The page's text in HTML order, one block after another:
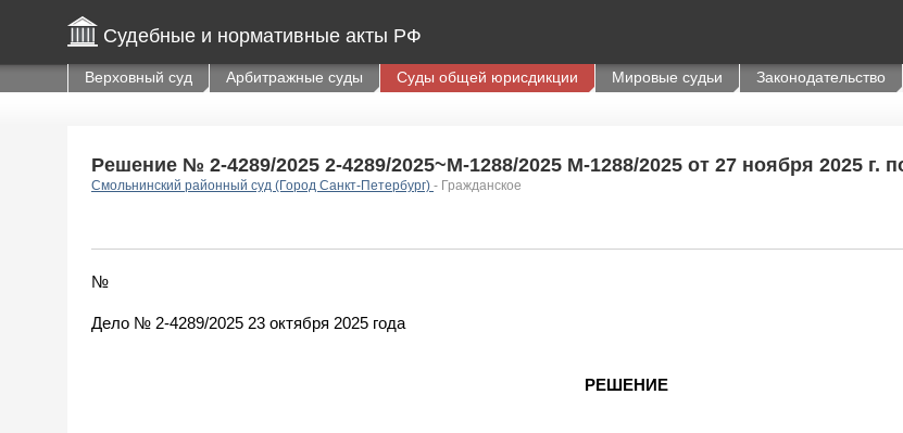
Судебные и нормативные акты РФ
Верховный суд Арбитражные суды Суды общей юрисдикции Мировые судьи Законодательство
Решение № 2-4289/2025 2-4289/2025~М-1288/2025 М-1288/2025 от 27 ноября 2025 г.
Смольнинский районный суд (Город Санкт-Петербург) - Гражданское
№
Дело № 2-4289/2025 23 октября 2025 года
РЕШЕНИЕ